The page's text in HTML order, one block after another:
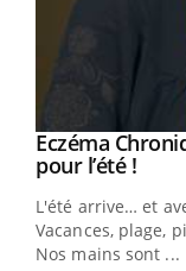
Youtube
Eczéma
pour l’été !
L'été arrive… et
Vacances, plage,
Nos mains sont ...